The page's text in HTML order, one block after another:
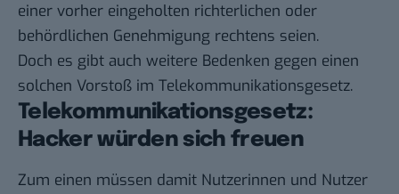
einer vorher eingeholten richterlichen oder
behördlichen Genehmigung rechtens seien.
Doch es gibt auch weitere Bedenken gegen einen
solchen Vorstoß im Telekommunikationsgesetz.
Telekommunikationsgesetz:
Hacker würden sich freuen
Zum einen müssen damit Nutzerinnen und Nutzer